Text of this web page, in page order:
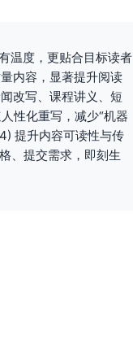
温度，更贴合目标读者
内容，显著提升阅读
改写、课程讲义、短
性化重写，减少“机器
提升内容可读性与传
、提交需求，即刻生